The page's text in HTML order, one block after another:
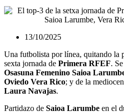
13/10/2025
Una futbolista por línea, quitando la
sexta jornada de Primera RFEF.
Osasuna Femenino Saioa
Oviedo Vera Rico; y de la
Laura Navajas.
Partidazo de Saioa Larumbe en el